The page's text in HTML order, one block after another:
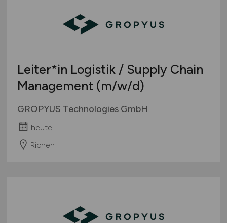
Leiter*in Logistik / Supply Chain
Management (m/w/d)
GROPYUS Technologies GmbH
heute
Richen